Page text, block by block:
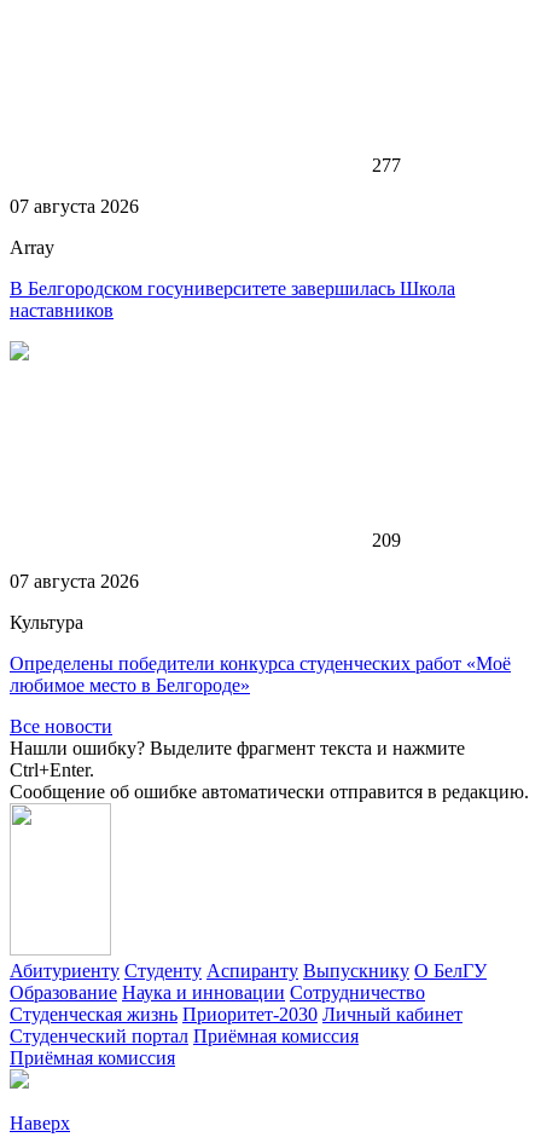
277
07 августа 2026
Array
В Белгородском госуниверситете завершилась Школа
наставников
209
07 августа 2026
Культура
Определены победители конкурса студенческих работ «Моё
любимое место в Белгороде»
Все новости
Нашли ошибку? Выделите фрагмент текста и нажмите
Ctrl+Enter.
Сообщение об ошибке автоматически отправится в редакцию.
Абитуриенту Студенту Аспиранту Выпускнику О БелГУ
Образование Наука и инновации Сотрудничество
Студенческая жизнь Приоритет-2030 Личный кабинет
Студенческий портал Приёмная комиссия
Приёмная комиссия
Наверх